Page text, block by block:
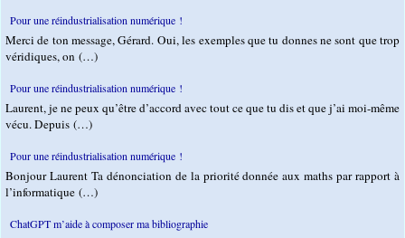
Pour une réindustrialisation numérique !
Merci de ton message, Gérard. Oui, les exemples que tu donnes ne sont que trop
véridiques, on (…)
Pour une réindustrialisation numérique !
Laurent, je ne peux qu’être d’accord avec tout ce que tu dis et que j’ai moi-même
vécu. Depuis (…)
Pour une réindustrialisation numérique !
Bonjour Laurent Ta dénonciation de la priorité donnée aux maths par rapport à
l’informatique (…)
ChatGPT m’aide à composer ma bibliographie